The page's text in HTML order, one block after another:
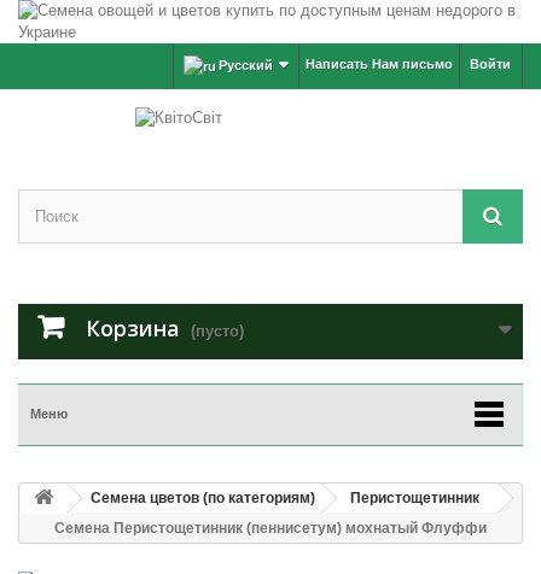
Войти
Написать Нам письмо
Русский
Корзина (пусто)
Меню
Семена цветов (по категориям)
Перистощетинник
Семена Перистощетинник (пеннисетум) мохнатый Флуффи